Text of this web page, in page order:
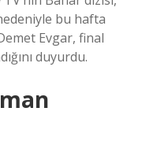
bu hafta
Evgar, final
duyurdu.